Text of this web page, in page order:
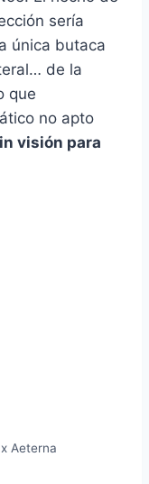
sería
única butaca
de la
que
no apto
visión para
Aeterna